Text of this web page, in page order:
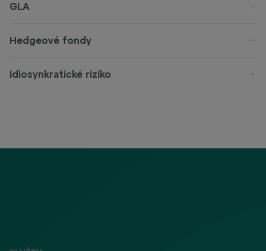
GLA
Hedgeové fondy
Idiosynkratické riziko